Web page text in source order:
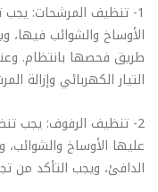
1- تنظيف المرشحات:
الأوساخ والشوائب فيها،
طريق فحصها بانتظام.
التيار الكهربائي وإزالة
2- تنظيف الرفوف: يجب
عليها الأوساخ
الدافئ، ويجب التأكد من